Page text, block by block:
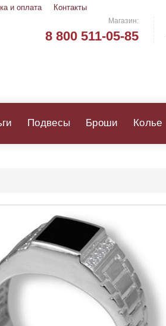
и оплата Контакты
Магазин:
8 800 511-05-85
Подвесы Броши Колье